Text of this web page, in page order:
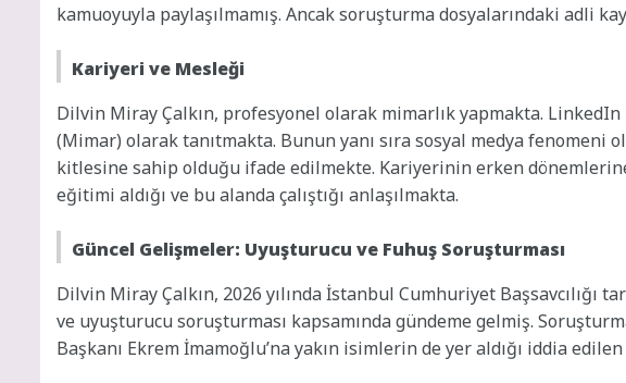
kamuoyuyla paylaşılmamış. Ancak soruşturma dosyalarındaki adli
Kariyeri ve Mesleği
Dilvin Miray Çalkın, profesyonel olarak mimarlık yapmakta.
(Mimar) olarak tanıtmakta. Bunun yanı sıra sosyal medya
kitlesine sahip olduğu ifade edilmekte. Kariyerinin erken
eğitimi aldığı ve bu alanda çalıştığı anlaşılmakta.
Güncel Gelişmeler: Uyuşturucu ve Fuhuş Soruşturması
Dilvin Miray Çalkın, 2026 yılında İstanbul Cumhuriyet Başsavcılığı
ve uyuşturucu soruşturması kapsamında gündeme gelmiş.
Başkanı Ekrem İmamoğlu’na yakın isimlerin de yer aldığı iddia